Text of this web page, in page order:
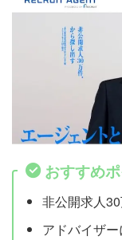
おすすめ
非公開求人
アドバイザ